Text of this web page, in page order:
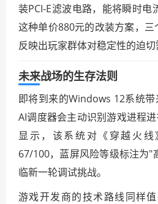
装PCI-E滤波电路，能将瞬时电
这种单价880元的改装方案，三
反映出玩家群体对稳定性的迫切
未来战场的生存法则
即将到来的Windows 12系统
AI调度器会主动识别游戏进程
显示，该系统对《穿越火
67/100，蓝屏风险等级标注为"
临新一轮调试挑战。
游戏开发商的技术路线同样